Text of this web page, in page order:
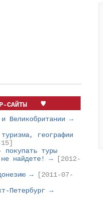
САЙТЫ
Великобритании →
географии
туры
найдете! →
[2012-
→
[2011-07-
Петербург →